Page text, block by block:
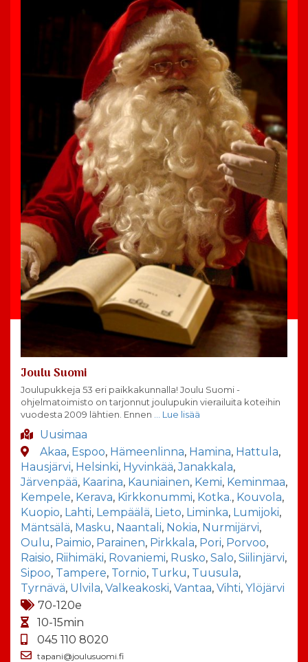
Joulu Suomi
Joulupukkeja 53 eri paikkakunnalla! Joulu Suomi -
ohjelmatoimisto on tarjonnut joulupukin vierailuita koteihin
vuodesta 2009 lähtien. Ennen … Lue lisää
Uusimaa
Akaa, Espoo, Hämeenlinna, Hamina, Hattula,
Hausjärvi, Helsinki, Hyvinkää,Janakkala,
Järvenpää, Kaarina, Kauniainen, Kemi, Keminmaa,
Kempele, Kerava, Kirkkonummi, Kotka., Kouvola,
Kuopio, Lahti, Lempäälä, Lieto, Liminka, Lumijoki,
Mäntsälä, Masku, Naantali, Nokia, Nurmijärvi,
Oulu, Paimio, Parainen, Pirkkala, Pori, Porvoo,
Raisio, Riihimäki, Rovaniemi, Rusko, Salo, Siilinjärvi,
Sipoo, Tampere, Tornio, Turku, Tuusula,
Tyrnävä, Ulvila, Valkeakoski, Vantaa, Vihti, Ylöjärvi
70-120e
10-15min
045 110 8020
tapani@joulusuomi.fi